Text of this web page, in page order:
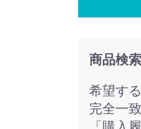
商品検索
希望す
完全一